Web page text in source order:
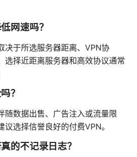
网速吗？
决于所选服务器距离、VPN协
选择近距离服务器和高效协议通常
？
随数据出售、广告注入或流量限
选择信誉良好的付费VPN。
的不记录日志？